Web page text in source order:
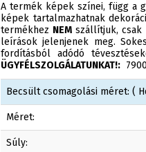
A termék képek színei, függ a
képek tartalmazhatnak
termékhez NEM szállítjuk,
leírások jelenjenek meg.
fordításból adódó
ÜGYFÉLSZOLGÁLATUNKAT!:
Becsült csomagolási méret: (
Méret:
Súly: